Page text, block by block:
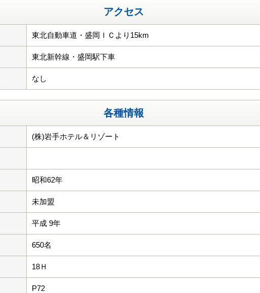
アクセス
東北自動車道・盛岡ＩＣより15km
東北新幹線・盛岡駅下車
なし
各種情報
(株)岩手ホテル＆リゾート
昭和62年
未加盟
平成 9年
650名
18Ｈ
P72